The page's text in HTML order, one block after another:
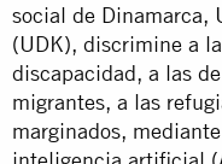
social de Dinamarca,
(UDK), discrimine a
discapacidad, a las
migrantes, a las
marginados,